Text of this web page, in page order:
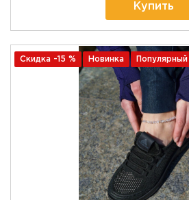
Купить
Скидка -15 % Новинка Популярный